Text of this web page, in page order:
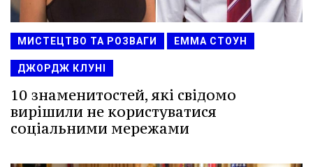
МИСТЕЦТВО ТА РОЗВАГИ ЕММА СТОУН
ДЖОРДЖ КЛУНІ
10 знаменитостей, які свідомо
вирішили не користуватися
соціальними мережами